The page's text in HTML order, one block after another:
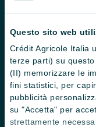
Questo sito web
Crédit Agricole Italia
terze parti) su
(II) memorizzare le
fini statistici, per
pubblicità
su "Accetta" per
strettamente
Trova filiali
Contattaci
Domande frequenti
Successioni
Servizi e pagamenti